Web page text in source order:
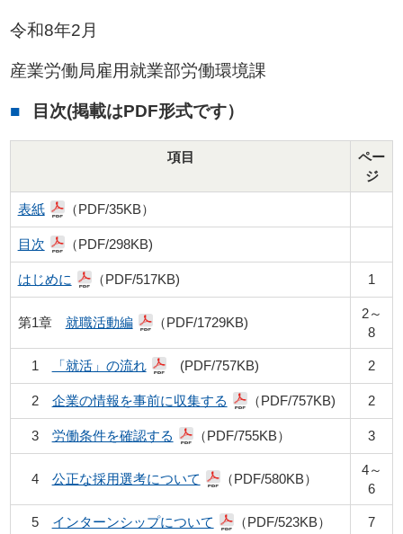
令和8年2月
産業労働局雇用就業部労働環境課
目次(掲載はPDF形式です）
項目
ペー
ジ
表紙 （PDF/35KB）
目次 （PDF/298KB)
はじめに （PDF/517KB) 1
第1章 就職活動編 （PDF/1729KB)
2～
8
1 「就活」の流れ (PDF/757KB) 2
2 企業の情報を事前に収集する （PDF/757KB) 2
3 労働条件を確認する （PDF/755KB） 3
4 公正な採用選考について （PDF/580KB）
4～
6
5 インターンシップについて （PDF/523KB） 7